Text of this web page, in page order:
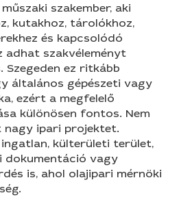
szakember, aki
kutakhoz, tárolókhoz,
és kapcsolódó
adhat szakvéleményt
Szegeden ez ritkább
általános gépészeti vagy
ezért a megfelelő
különösen fontos. Nem
nagy ipari projektet.
külterületi terület,
dokumentáció vagy
is, ahol olajipari mérnöki